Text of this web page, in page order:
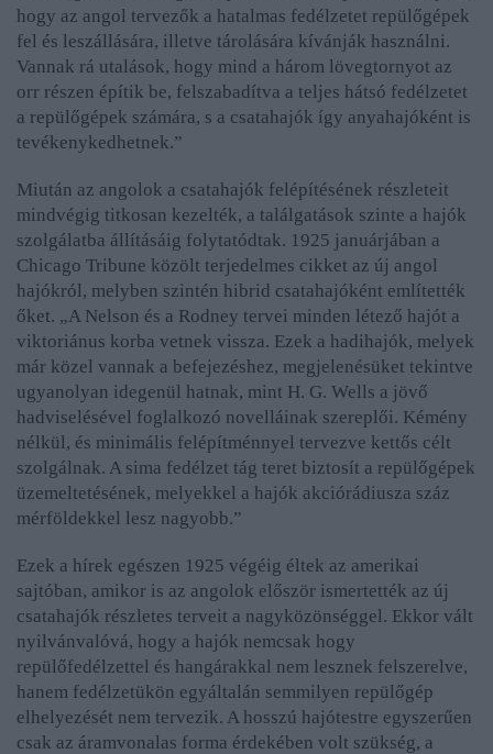
hogy az angol tervezők a hatalmas fedélzetet repülőgépek
fel és leszállására, illetve tárolására kívánják használni.
Vannak rá utalások, hogy mind a három lövegtornyot az
orr részen építik be, felszabadítva a teljes hátsó fedélzetet
a repülőgépek számára, s a csatahajók így anyahajóként is
tevékenykedhetnek.”
Miután az angolok a csatahajók felépítésének részleteit
mindvégig titkosan kezelték, a találgatások szinte a hajók
szolgálatba állításáig folytatódtak. 1925 januárjában a
Chicago Tribune közölt terjedelmes cikket az új angol
hajókról, melyben szintén hibrid csatahajóként említették
őket. „A Nelson és a Rodney tervei minden létező hajót a
viktoriánus korba vetnek vissza. Ezek a hadihajók, melyek
már közel vannak a befejezéshez, megjelenésüket tekintve
ugyanolyan idegenül hatnak, mint H. G. Wells a jövő
hadviselésével foglalkozó novelláinak szereplői. Kémény
nélkül, és minimális felépítménnyel tervezve kettős célt
szolgálnak. A sima fedélzet tág teret biztosít a repülőgépek
üzemeltetésének, melyekkel a hajók akciórádiusza száz
mérföldekkel lesz nagyobb.”
Ezek a hírek egészen 1925 végéig éltek az amerikai
sajtóban, amikor is az angolok először ismertették az új
csatahajók részletes terveit a nagyközönséggel. Ekkor vált
nyilvánvalóvá, hogy a hajók nemcsak hogy
repülőfedélzettel és hangárakkal nem lesznek felszerelve,
hanem fedélzetükön egyáltalán semmilyen repülőgép
elhelyezését nem tervezik. A hosszú hajótestre egyszerűen
csak az áramvonalas forma érdekében volt szükség, a